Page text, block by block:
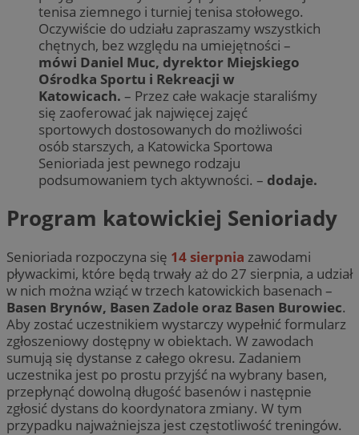
tenisa ziemnego i turniej tenisa stołowego.
Oczywiście do udziału zapraszamy wszystkich
chętnych, bez względu na umiejętności –
mówi Daniel Muc, dyrektor Miejskiego
Ośrodka Sportu i Rekreacji w
Katowicach. – Przez całe wakacje staraliśmy
się zaoferować jak najwięcej zajęć
sportowych dostosowanych do możliwości
osób starszych, a Katowicka Sportowa
Senioriada jest pewnego rodzaju
podsumowaniem tych aktywności. – dodaje.
Program katowickiej Senioriady
Senioriada rozpoczyna się 14 sierpnia zawodami
pływackimi, które będą trwały aż do 27 sierpnia, a udział
w nich można wziąć w trzech katowickich basenach –
Basen Brynów, Basen Zadole oraz Basen Burowiec.
Aby zostać uczestnikiem wystarczy wypełnić formularz
zgłoszeniowy dostępny w obiektach. W zawodach
sumują się dystanse z całego okresu. Zadaniem
uczestnika jest po prostu przyjść na wybrany basen,
przepłynąć dowolną długość basenów i następnie
zgłosić dystans do koordynatora zmiany. W tym
przypadku najważniejsza jest częstotliwość treningów.